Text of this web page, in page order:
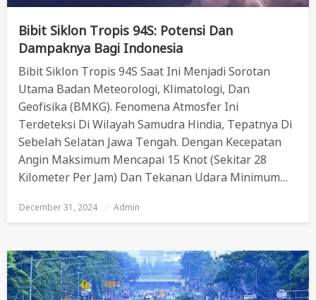
Bibit Siklon Tropis 94S: Potensi Dan
Dampaknya Bagi Indonesia
Bibit Siklon Tropis 94S Saat Ini Menjadi Sorotan
Utama Badan Meteorologi, Klimatologi, Dan
Geofisika (BMKG). Fenomena Atmosfer Ini
Terdeteksi Di Wilayah Samudra Hindia, Tepatnya Di
Sebelah Selatan Jawa Tengah. Dengan Kecepatan
Angin Maksimum Mencapai 15 Knot (sekitar 28
Kilometer Per Jam) Dan Tekanan Udara Minimum…
Posted
December 31, 2024 Admin